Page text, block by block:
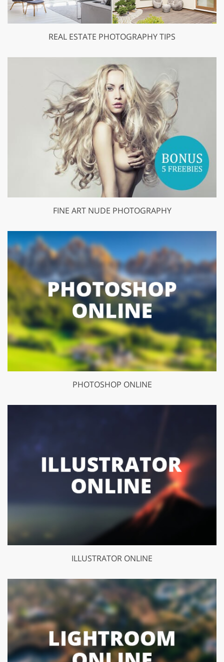
REAL ESTATE PHOTOGRAPHY TIPS
FINE ART NUDE PHOTOGRAPHY
PHOTOSHOP ONLINE
ILLUSTRATOR ONLINE